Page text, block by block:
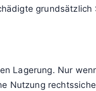
Lagerung. Nur
Nutzung